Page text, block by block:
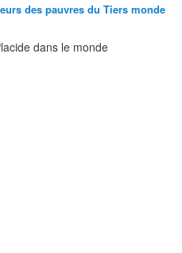
des pauvres du Tiers monde
dans le monde